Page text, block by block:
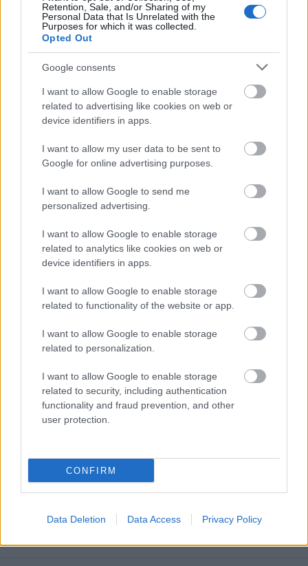
Retention, Sale, and/or Sharing of my
Personal Data that Is Unrelated with the
Purposes for which it was collected.
Opted Out
Google consents
I want to allow Google to enable storage
related to advertising like cookies on web or
device identifiers in apps.
I want to allow my user data to be sent to
Google for online advertising purposes.
I want to allow Google to send me
personalized advertising.
I want to allow Google to enable storage
related to analytics like cookies on web or
device identifiers in apps.
I want to allow Google to enable storage
related to functionality of the website or app.
I want to allow Google to enable storage
related to personalization.
I want to allow Google to enable storage
related to security, including authentication
functionality and fraud prevention, and other
user protection.
CONFIRM
Data Deletion Data Access Privacy Policy
Amikor a szovjet zombit elviszi a
redneck amerikai...
Gamer percek - 15. R6S Outbreak
•2018. március 17.
Bár nemrég volt egy Rainbow Six Siege cikk, ennek
ellenére, vagy talán pont ezért jól bevágódik ide ez a
kis friss szösszenet. Ugyanis végre elérhető a már jó
ideje híresztelt Outbreak, ami április 3-ig marad így
a játékosok számára. Nézzük is mit lehet csinálni
A Call of Duty, amihez gondolkodni
kell